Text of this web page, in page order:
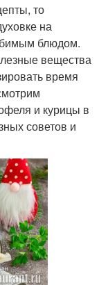
то
на
блюдом.
вещества
время
и курицы в
советов и